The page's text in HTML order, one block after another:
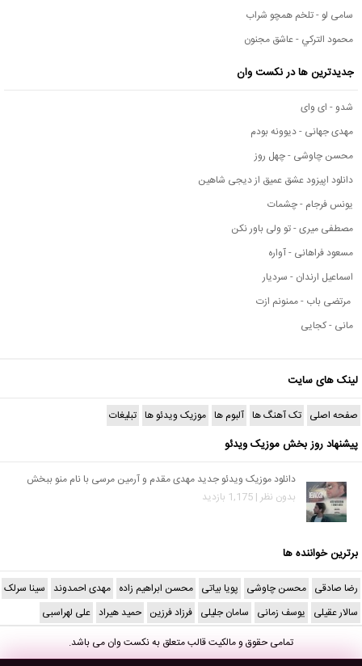
سامی لو - تلخم همچو شراب
محمود التركي - عاشق مجنون
جدیدترین ها در نکست وان
شدو - ای وای
مهدی جهانی - دیوونه بودم
محسن چاوشی - چهل روز
دانلود اپیزود عشق عمیق از دیجی شاهین
یونس فرجام - چشمات
مصطفی میری - تو ولی باور نکن
مسعود فراهانی - آواره
اسماعیل ارندان - سردیار
مرتضی باب - ممنونم ازت
مانی - کجایی
لینک های سایت
صفحه اصلی تک آهنگ ها آلبوم ها موزیک ویدئو ها تبلیغات
پیشنهاد روز بخش موزیک ویدئو
دانلود موزیک ویدئو جدید مهدی مقدم و آرمین مرسی با نام منو ببخش
بدون نظر | 1,175 بازدید
برترین خواننده ها
رضا صادقی محسن چاوشی پویا بیاتی محسن ابراهیم زاده مهدی احمدوند سینا سرلک
سالار عقیلی یوسف زمانی سامان جلیلی فرزاد فرزین حمید هیراد علی لهراسبی
تمامی حقوق و مالکیت قالب متعلق بهنکست وانمی باشد.